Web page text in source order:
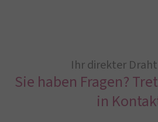
Ihr direkter
Sie haben Fragen?
in